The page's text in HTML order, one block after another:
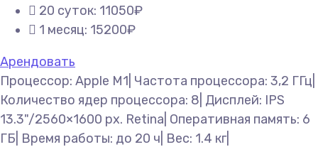
20 суток: 11050₽
1 месяц: 15200₽
Арендовать
Процессор: Apple M1| Частота процессора: 3,2 ГГц|
Количество ядер процессора: 8| Дисплей: IPS
13.3"/2560×1600 px. Retina| Оперативная память: 6
ГБ| Время работы: до 20 ч| Вес: 1.4 кг|